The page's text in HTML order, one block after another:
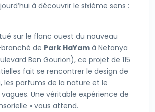
à découvrir le sixième sens :
sur le flanc ouest du nouveau
de Park HaYam à Netanya
Ben Gourion), ce projet de 115
fait se rencontrer le design de
les parfums de la nature et le
Une véritable expérience de
» vous attend.